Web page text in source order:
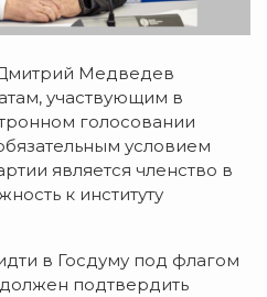
Медведев
участвующим в
голосовании
условием
является членство в
к институту
в Госдуму под флагом
подтвердить